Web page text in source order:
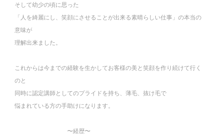
そして幼少の頃に思った
「人を綺麗にし、笑顔にさせることが出来る素晴らしい仕事」の本当の
意味が
理解出来ました。
これからは今までの経験を生かしてお客様の美と笑顔を作り続けて行く
のと
同時に認定講師としてのプライドを持ち、薄毛、抜け毛で
悩まれている方の手助けになります。
〜経歴〜